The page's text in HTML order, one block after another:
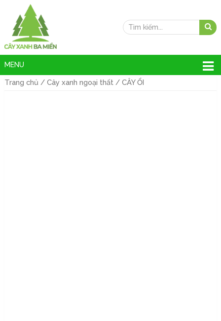
MENU
Trang chủ / Cây xanh ngoại thất / CÂY ỔI